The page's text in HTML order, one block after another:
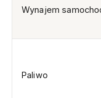
Wynajem
Paliwo